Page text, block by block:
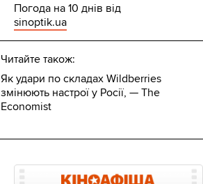
Читайте також:
Як удари по складах Wildberries
змінюють настрої у Росії, — The
Economist
Погода на 10 днів від
sinoptik.ua